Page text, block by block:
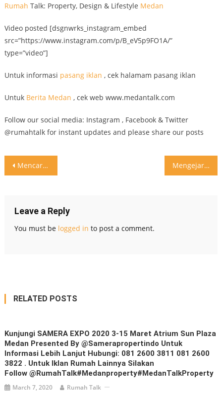
Rumah Talk: Property, Design & Lifestyle Medan
Video posted [dsgnwrks_instagram_embed
src=”https://www.instagram.com/p/B_eV5p9FO1A/”
type=”video”]
Untuk informasi pasang iklan , cek halamam pasang iklan
Untuk Berita Medan , cek web www.medantalk.com
Follow our social media: Instagram , Facebook & Twitter
@rumahtalk for instant updates and please share our posts
Post
Mencari hunian yang dekat dengan pusat perbelanjaan? The Santa Fe Mengejar cita-cita, memaksimalkan potensi untuk terus berkarya dari hati membangun
Leave a Reply
You must be logged in to post a comment.
RELATED POSTS
Kunjungi SAMERA EXPO 2020 3-15 Maret Atrium Sun Plaza
Medan Presented By @samerapropertindo Untuk
Informasi Lebih Lanjut Hubungi: 081 2600 3811 081 2600
3822 . Untuk Iklan Rumah Lainnya Silakan
Follow @RumahTalk#medanproperty#MedanTalkProperty
March 7, 2020 Rumah Talk